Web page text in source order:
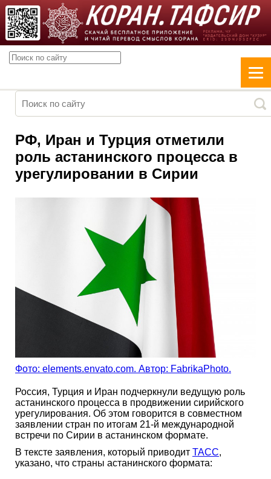
РФ, Иран и Турция отметили
роль астанинского процесса в
урегулировании в Сирии
Фото: elements.envato.com. Автор: FabrikaPhoto.
Россия, Турция и Иран подчеркнули ведущую роль
астанинского процесса в продвижении сирийского
урегулирования. Об этом говорится в совместном
заявлении стран по итогам 21-й международной
встречи по Сирии в астанинском формате.
В тексте заявления, который приводит ТАСС,
указано, что страны астанинского формата: